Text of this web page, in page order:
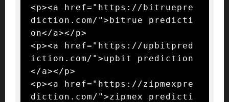
<p><a href="https://bitruepre
diction.com/">bitrue predicti
on</a></p>
<p><a href="https://upbitpred
iction.com/">upbit prediction
</a></p>
<p><a href="https://zipmexpre
diction.com/">zipmex predicti